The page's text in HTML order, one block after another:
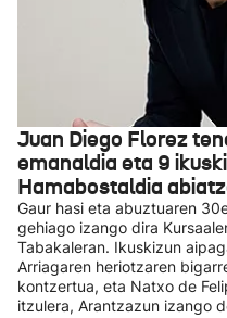
Juan Diego Florez
emanaldia eta 9
Hamabostaldia
Gaur hasi eta abuztuaren
gehiago izango dira
Tabakaleran. Ikuskizun
Arriagaren heriotzaren
kontzertua, eta Natxo de
itzulera, Arantzazun izango